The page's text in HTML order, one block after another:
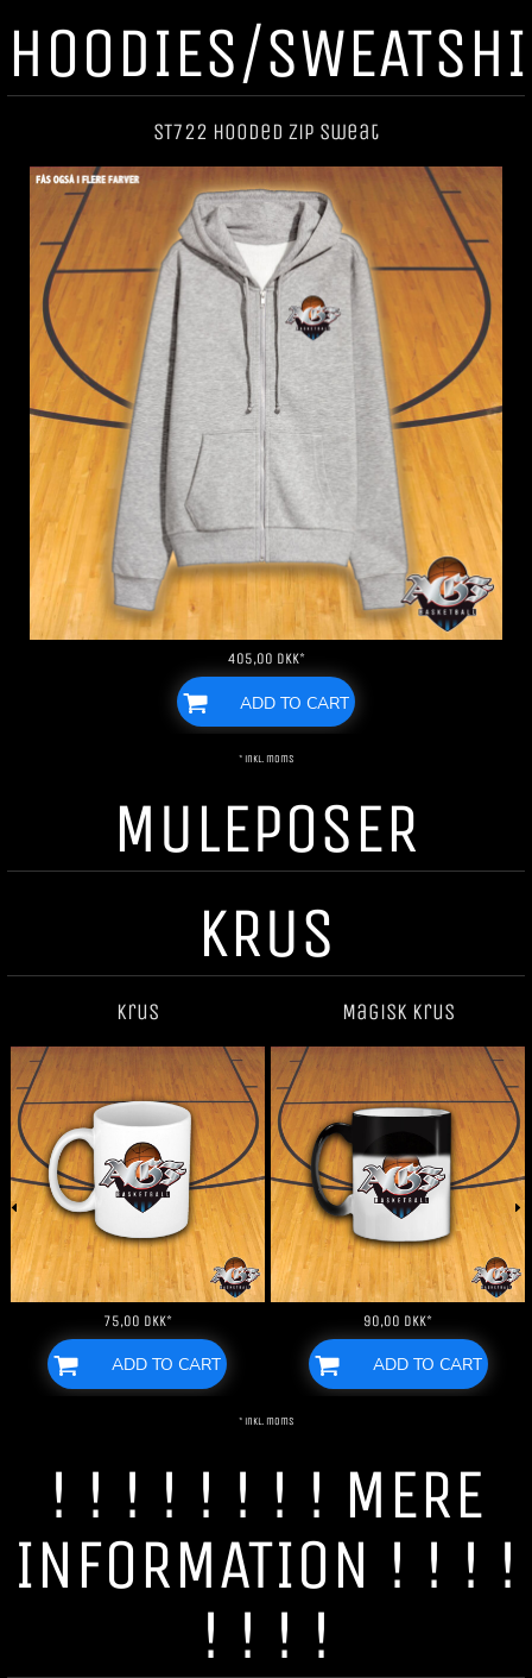
HOODIES/
ST722 Hooded Zip Sweat
405,00 DKK*
ADD TO CART
* inkl. moms
MULEPOSER
KRUS
Krus
75,00 DKK*
ADD TO CART
Magisk krus
90,00 DKK*
ADD TO CART
* inkl. moms
! ! ! ! ! ! ! ! MERE
INFORMATION ! ! ! !
! ! ! !